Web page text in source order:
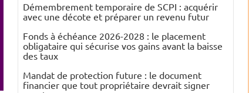
Démembrement temporaire de SCPI : acquérir
avec une décote et préparer un revenu futur
Fonds à échéance 2026-2028 : le placement
obligataire qui sécurise vos gains avant la baisse
des taux
Mandat de protection future : le document
financier que tout propriétaire devrait signer